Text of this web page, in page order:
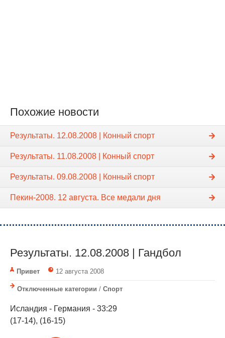
Похожие новости
Результаты. 12.08.2008 | Конный спорт
Результаты. 11.08.2008 | Конный спорт
Результаты. 09.08.2008 | Конный спорт
Пекин-2008. 12 августа. Все медали дня
Результаты. 12.08.2008 | Гандбол
Привет 12 августа 2008
Отключенные категории / Спорт
Исландия - Германия - 33:29
(17-14), (16-15)